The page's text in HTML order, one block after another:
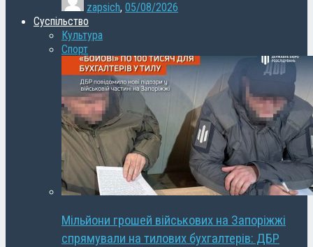
zapsich, 05/08/2026
Суспільство
Культура
Спорт
Мільйони грошей військових на Запоріжжі
спрямували на тилових бухгалтерів: ДБР